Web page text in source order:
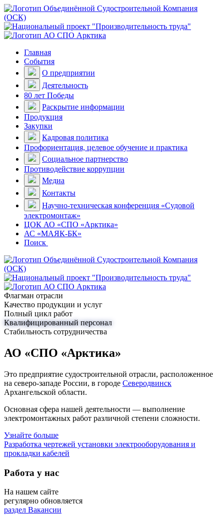
Главная
События
О предприятии
Деятельность
80 лет Победы
Раскрытие информации
Продукция
Закупки
Кадровая политика
Профориентация, целевое обучение и практика
Социальное партнерство
Противодействие коррупции
Медиа
Контакты
Научно-техническая конференция «Судовой
электромонтаж»
ЦОК АО «СПО «Арктика»
АС «МАЯК-БК»
Поиск
Флагман отрасли
Качество продукции и услуг
Полный цикл работ
Квалифицированный персонал
Стабильность сотрудничества
АО «СПО «Арктика»
Это предприятие судостроительной отрасли, расположенное
на северо-западе России, в городе Северодвинск
Архангельской области.
Основная сфера нашей деятельности — выполнение
электромонтажных работ различной степени сложности.
Узнайте больше
Разработка чертежей установки электрооборудования и
прокладки кабелей
Работа у нас
На нашем сайте
регулярно обновляется
раздел Вакансии